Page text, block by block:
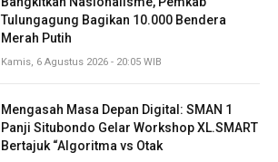
Tulungagung Bagikan 10.000 Bendera
Merah Putih
Kamis, 6 Agustus 2026 - 20:05 WIB
Mengasah Masa Depan Digital: SMAN 1
Panji Situbondo Gelar Workshop XL.SMART
Bertajuk “Algoritma vs Otak